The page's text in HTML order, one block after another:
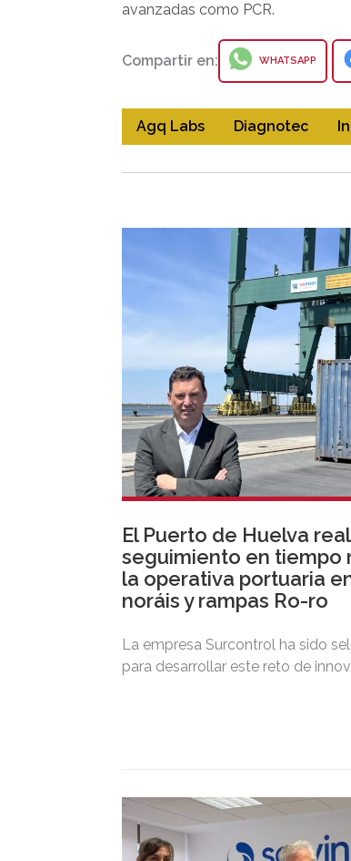
avanzadas como PCR.
Compartir en: WHATSAPP
Agq Labs Diagnotec
El Puerto de Huelva
seguimiento en tiempo
la operativa portuaria
noráis y rampas Ro-ro
La empresa Surcontrol ha sido
para desarrollar este reto de